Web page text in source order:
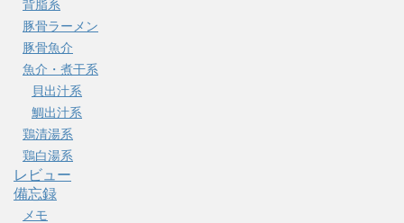
背脂系
豚骨ラーメン
豚骨魚介
魚介・煮干系
貝出汁系
鯛出汁系
鶏清湯系
鶏白湯系
レビュー
備忘録
メモ